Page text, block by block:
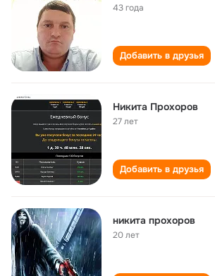
43 года
Добавить в друзья
Никита Прохоров
27 лет
Добавить в друзья
никита прохоров
20 лет